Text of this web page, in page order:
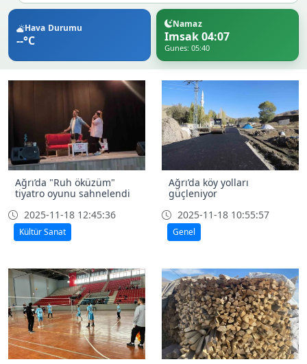
Hava Durumu
--°C
Namaz
Imsak 04:07
Gunes: 05:40
Ağrı’da "Ruh öküzüm"
tiyatro oyunu sahnelendi
2025-11-18 12:45:36
Kültür Sanat
Ağrı’da köy yolları
güçleniyor
2025-11-18 10:55:57
Genel